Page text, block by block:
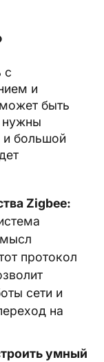
с
и
быть
и большой
Zigbee:
протокол
сети и
на
умный